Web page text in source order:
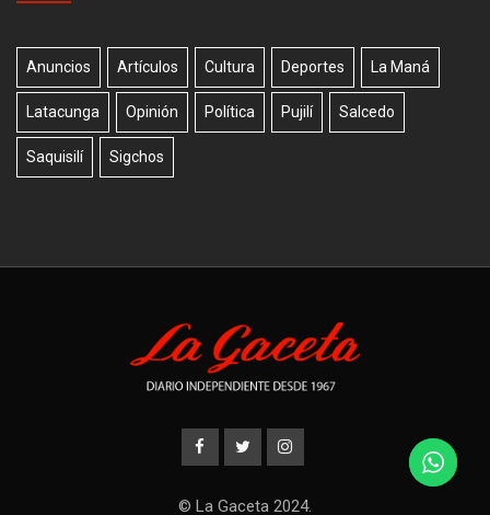
Anuncios Artículos Cultura Deportes La Maná
Latacunga Opinión Política Pujilí Salcedo
Saquisilí Sigchos
© La Gaceta 2024.